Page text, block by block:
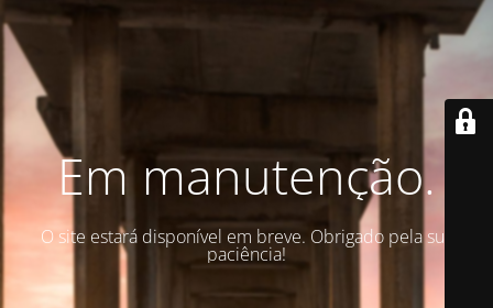
Em manutenção.
O site estará disponível em breve. Obrigado pela sua
paciência!